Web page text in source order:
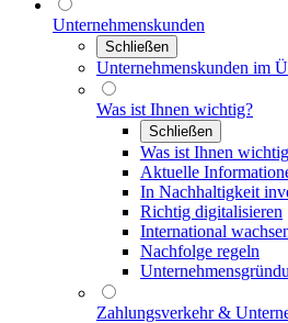
Unternehmenskunden
Schließen
Unternehmenskunden im
Was ist Ihnen wichtig?
Schließen
Was ist Ihnen
Aktuelle
In Nachhaltigkeit
Richtig digitalisieren
International
Nachfolge regeln
Zahlungsverkehr &